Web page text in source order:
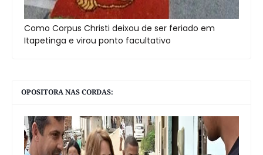
Como Corpus Christi deixou de ser feriado em
Itapetinga e virou ponto facultativo
OPOSITORA NAS CORDAS: